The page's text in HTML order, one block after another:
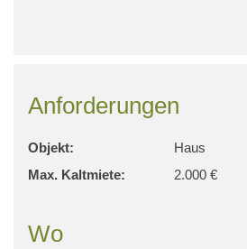
Anforderungen
Objekt:
Haus
Max. Kaltmiete:
2.000 €
Wo